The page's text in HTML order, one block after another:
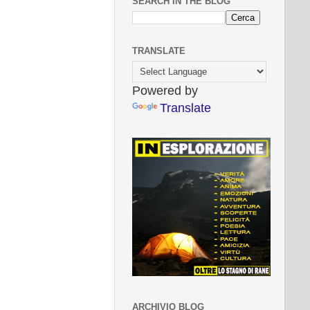
TRANSLATE
Powered by
Translate
ARCHIVIO BLOG